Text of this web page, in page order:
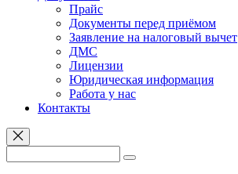
Прайс
Документы перед приёмом
Заявление на налоговый вычет
ДМС
Лицензии
Юридическая информация
Работа у нас
Контакты